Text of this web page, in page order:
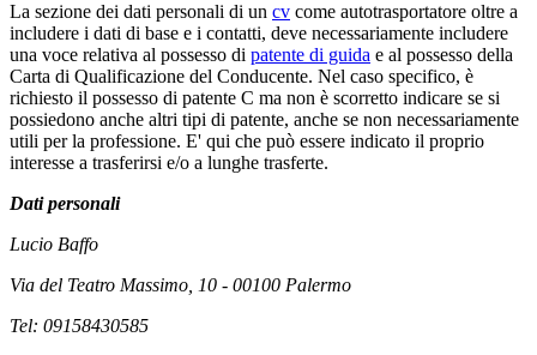
La sezione dei dati personali di un cv come autotrasportatore oltre a
includere i dati di base e i contatti, deve necessariamente includere
una voce relativa al possesso di patente di guida e al possesso della
Carta di Qualificazione del Conducente. Nel caso specifico, è
richiesto il possesso di patente C ma non è scorretto indicare se si
possiedono anche altri tipi di patente, anche se non necessariamente
utili per la professione. E' qui che può essere indicato il proprio
interesse a trasferirsi e/o a lunghe trasferte.
Dati personali
Lucio Baffo
Via del Teatro Massimo, 10 - 00100 Palermo
Tel: 09158430585